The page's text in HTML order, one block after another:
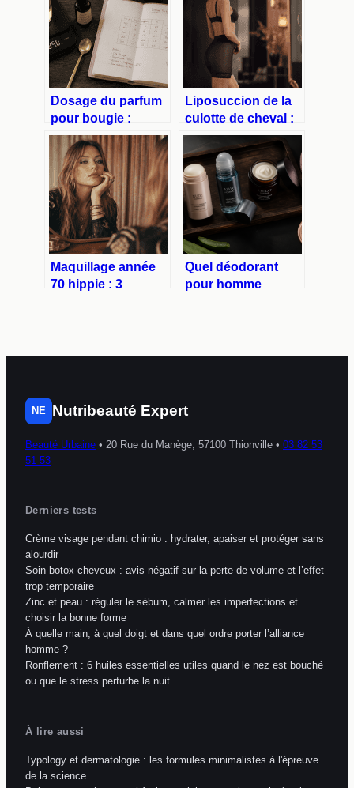
Dosage du parfum
pour bougie :
pourquoi limiter
votre mélange à 10
% pour réussir vos
créations
Liposuccion de la
culotte de cheval :
pourquoi le sport
échoue et comment
obtenir un résultat
définitif
Maquillage année
70 hippie : 3
Quel déodorant
pour homme
NE Nutribeauté Expert
Beauté Urbaine • 20 Rue du Manège, 57100 Thionville • 03 82 53
51 53
Derniers tests
Crème visage pendant chimio : hydrater, apaiser et protéger sans
alourdir
Soin botox cheveux : avis négatif sur la perte de volume et l’effet
trop temporaire
Zinc et peau : réguler le sébum, calmer les imperfections et
choisir la bonne forme
À quelle main, à quel doigt et dans quel ordre porter l’alliance
homme ?
Ronflement : 6 huiles essentielles utiles quand le nez est bouché
ou que le stress perturbe la nuit
À lire aussi
Typology et dermatologie : les formules minimalistes à l'épreuve
de la science